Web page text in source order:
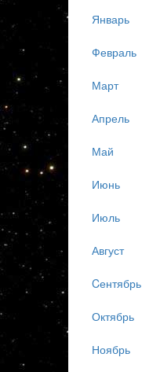
Январь
Февраль
Март
Апрель
Май
Июнь
Июль
Август
Cентябрь
Октябрь
Ноябрь